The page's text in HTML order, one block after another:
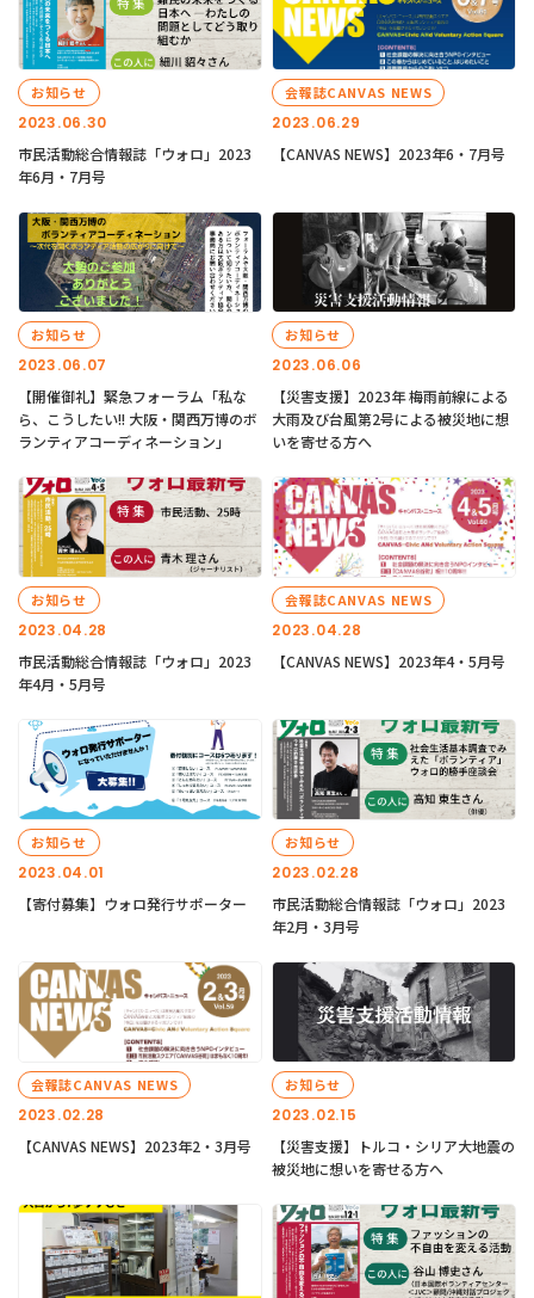
2023.06.30
お知らせ
市民活動総合情報誌「ウォロ」2023
年6月・7月号
2023.06.29
会報誌CANVAS NEWS
【CANVAS NEWS】2023年6・7月号
2023.06.07
お知らせ
【開催御礼】緊急フォーラム「私な
ら、こうしたい!! 大阪・関西万博のボ
ランティアコーディネーション」
2023.06.06
お知らせ
【災害支援】2023年 梅雨前線による
大雨及び台風第2号による被災地に想
いを寄せる方へ
2023.04.28
お知らせ
市民活動総合情報誌「ウォロ」2023
年4月・5月号
2023.04.28
会報誌CANVAS NEWS
【CANVAS NEWS】2023年4・5月号
2023.04.01
お知らせ
【寄付募集】ウォロ発行サポーター
2023.02.28
お知らせ
市民活動総合情報誌「ウォロ」2023
年2月・3月号
2023.02.28
会報誌CANVAS NEWS
【CANVAS NEWS】2023年2・3月号
2023.02.15
お知らせ
【災害支援】トルコ・シリア大地震の
被災地に想いを寄せる方へ